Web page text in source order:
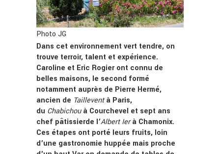
Photo JG
Dans cet environnement vert tendre, on
trouve terroir, talent et expérience.
Caroline et Eric Rogier ont connu de
belles maisons, le second formé
notamment auprès de Pierre Hermé,
ancien de Tailleventà Paris,
du Chabichouà Courchevel et sept ans
chef pâtissierde l’Albert Ierà Chamonix.
Ces étapes ont porté leurs fruits, loin
d’une gastronomie huppée mais proche